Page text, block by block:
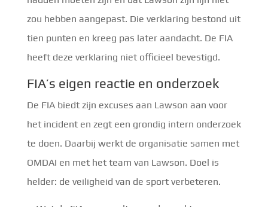
zou hebben aangepast. Die verklaring bestond uit
tien punten en kreeg pas later aandacht. De FIA
heeft deze verklaring niet officieel bevestigd.
FIA’s eigen reactie en onderzoek
De FIA biedt zijn excuses aan Lawson aan voor
het incident en zegt een grondig intern onderzoek
te doen. Daarbij werkt de organisatie samen met
OMDAI en met het team van Lawson. Doel is
helder: de veiligheid van de sport verbeteren.